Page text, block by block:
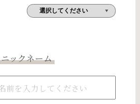
ニックネーム